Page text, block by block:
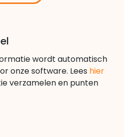
wordt automatisch
onze software. Lees hier
verzamelen en punten